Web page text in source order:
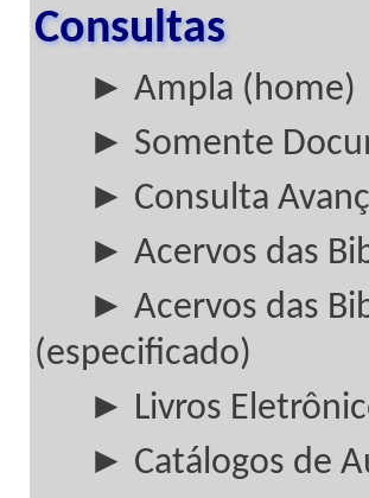
Consultas
► Ampla (home)
► Somente
► Consulta
► Acervos das
► Acervos das
(especificado)
► Livros
► Catálogos de